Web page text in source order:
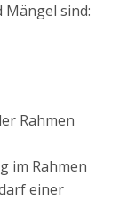
sind:
Rahmen
im Rahmen
einer